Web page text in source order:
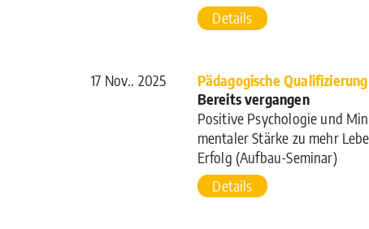
Details
17 Nov.. 2025
Pädagogische Qualifizierung
Bereits vergangen
Positive Psychologie und
mentaler Stärke zu mehr
Erfolg (Aufbau-Seminar)
Details